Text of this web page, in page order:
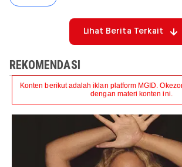
Lihat Berita Terkait